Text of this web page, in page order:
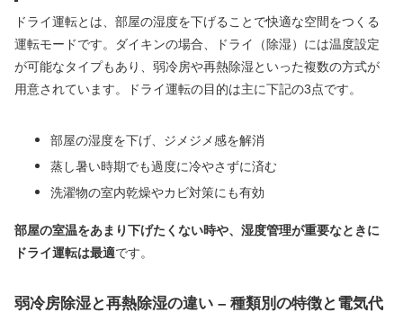
ドライ運転とは、部屋の湿度を下げることで快適な空間をつくる
運転モードです。ダイキンの場合、ドライ（除湿）には温度設定
が可能なタイプもあり、弱冷房や再熱除湿といった複数の方式が
用意されています。ドライ運転の目的は主に下記の3点です。
部屋の湿度を下げ、ジメジメ感を解消
蒸し暑い時期でも過度に冷やさずに済む
洗濯物の室内乾燥やカビ対策にも有効
部屋の室温をあまり下げたくない時や、湿度管理が重要なときに
ドライ運転は最適です。
弱冷房除湿と再熱除湿の違い – 種類別の特徴と電気代